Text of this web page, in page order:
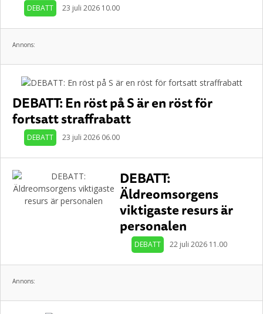
DEBATT 23 juli 2026 10.00
Annons:
DEBATT: En röst på S är en röst för
fortsatt straffrabatt
DEBATT 23 juli 2026 06.00
DEBATT:
Äldreomsorgens
viktigaste resurs är
personalen
DEBATT 22 juli 2026 11.00
Annons: